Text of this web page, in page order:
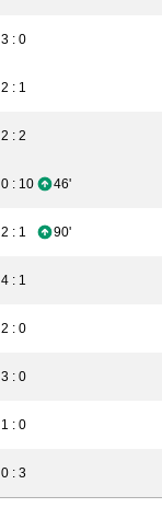
3 : 0
2 : 1
2 : 2
0 : 10 46'
2 : 1 90'
4 : 1
2 : 0
3 : 0
1 : 0
0 : 3